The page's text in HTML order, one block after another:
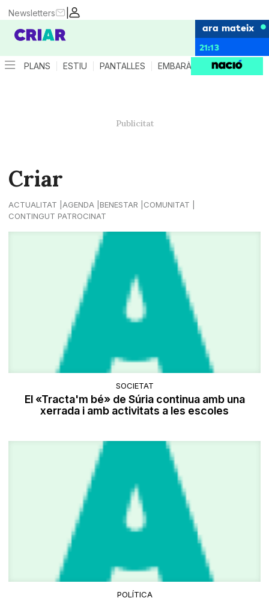
|
Newsletters
ara mateix
21:13
PLANS ESTIU PANTALLES EMBARÀS CRIANÇA
Criar
ACTUALITAT AGENDA BENESTAR
COMUNITAT
CONTINGUT PATROCINAT
SOCIETAT
El «Tracta'm bé» de Súria continua amb una
xerrada i amb activitats a les escoles
POLÍTICA